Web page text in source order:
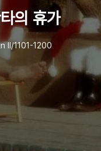
의 휴가
Ⅱ/1101-1200